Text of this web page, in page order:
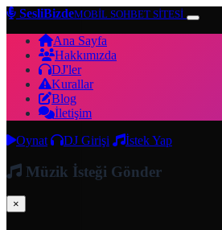
SesliBizdeMOBİL SOHBET SİTESİ
Ana Sayfa
Hakkımızda
DJ'ler
Kurallar
Blog
İletişim
Oynat
DJ Girişi İstek Yap
Müzik İsteği Gönder
×